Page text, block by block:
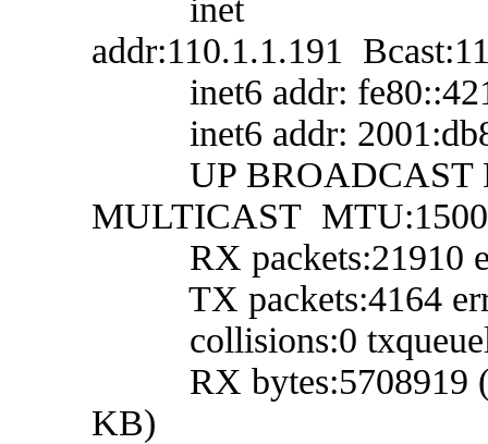
inet
addr:110.1.1.191
inet6 addr:
inet6 addr:
UP BROADCAST
MULTICAST
RX packets:21910
TX packets:4164
collisions:0
RX bytes:5708919
KB)